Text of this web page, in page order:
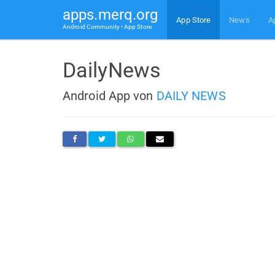
apps.merq.org
Android Community • App Store
App Store News
DailyNews
Android App von DAILY NEWS